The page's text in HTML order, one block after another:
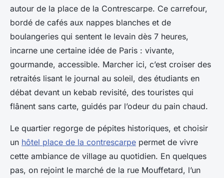
autour de la place de la Contrescarpe. Ce carrefour,
bordé de cafés aux nappes blanches et de
boulangeries qui sentent le levain dès 7 heures,
incarne une certaine idée de Paris : vivante,
gourmande, accessible. Marcher ici, c’est croiser des
retraités lisant le journal au soleil, des étudiants en
débat devant un kebab revisité, des touristes qui
flânent sans carte, guidés par l’odeur du pain chaud.
Le quartier regorge de pépites historiques, et choisir
un hôtel place de la contrescarpe permet de vivre
cette ambiance de village au quotidien. En quelques
pas, on rejoint le marché de la rue Mouffetard, l’un